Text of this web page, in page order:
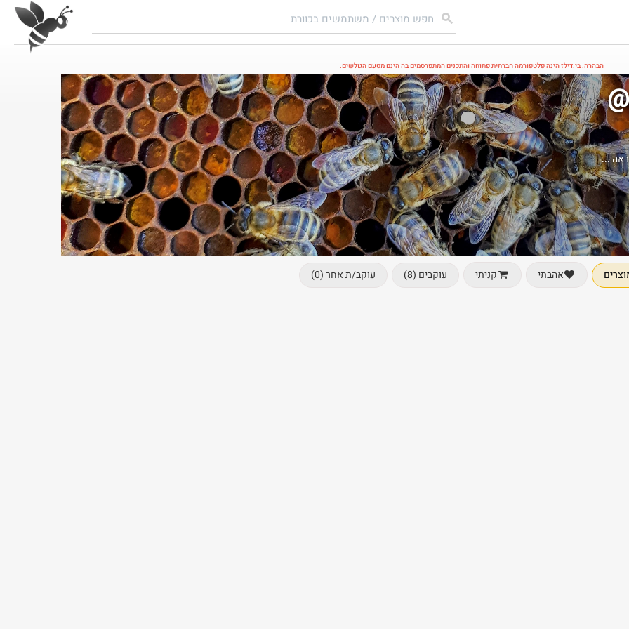
הבהרה: בי.דילז הינה פלטפורמה חברתית פתוחה והתכנים המתפרסמים בה הינם מטעם הגולשים.
אהבתי קניתי עוקבים (8) עוקב/ת אחר (0)